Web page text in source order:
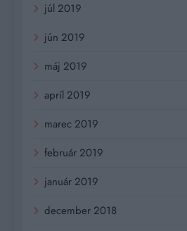
júl 2019
jún 2019
máj 2019
apríl 2019
marec 2019
február 2019
január 2019
december 2018